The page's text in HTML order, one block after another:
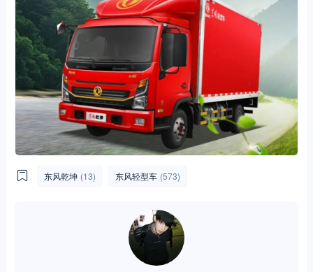
东风乾坤 (13) 东风轻型车 (573)